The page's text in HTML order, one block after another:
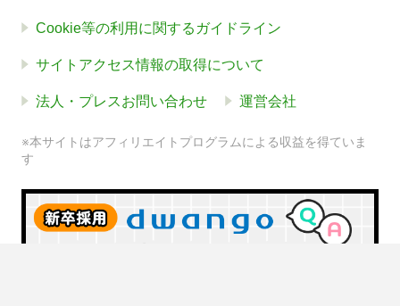
Cookie等の利用に関するガイドライン
サイトアクセス情報の取得について
法人・プレスお問い合わせ 運営会社
※本サイトはアフィリエイトプログラムによる収益を得ていま
す